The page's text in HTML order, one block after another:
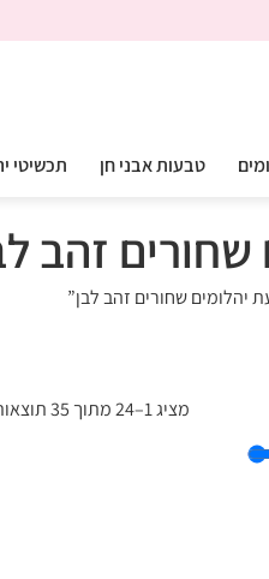
טבעות אבני חן תכשיטי
זהב
יהלומים שחורים זהב לבן”
מציג 1–24 מתוך 35 תוצאות